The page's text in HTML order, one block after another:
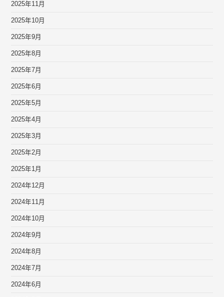
2025年11月
2025年10月
2025年9月
2025年8月
2025年7月
2025年6月
2025年5月
2025年4月
2025年3月
2025年2月
2025年1月
2024年12月
2024年11月
2024年10月
2024年9月
2024年8月
2024年7月
2024年6月